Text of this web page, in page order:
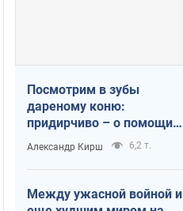
Посмотрим в зубы
дареному коню:
придирчиво – о помощи
Украине
Александр Кирш 6,2 т.
Между ужасной войной и